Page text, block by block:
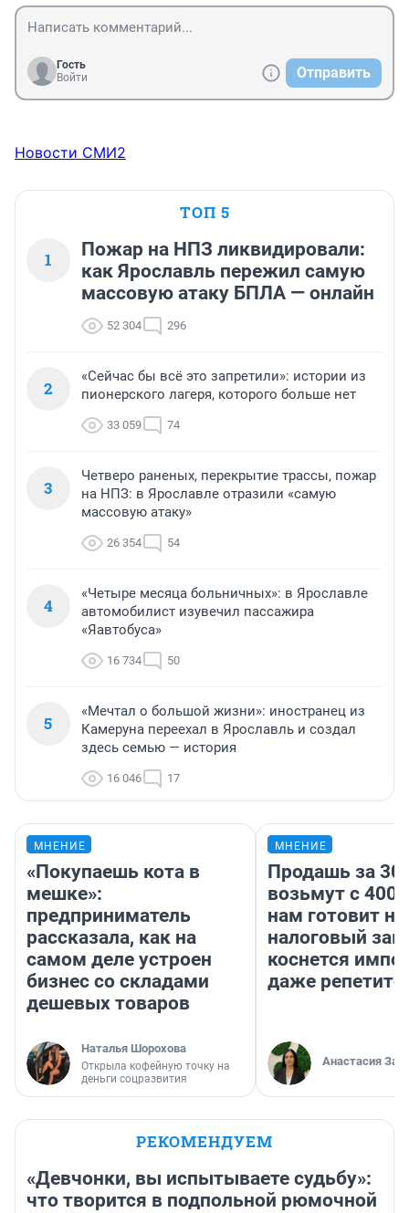
Гость
Войти
Отправить
Новости СМИ2
ТОП 5
1
Пожар на НПЗ ликвидировали:
как Ярославль пережил самую
массовую атаку БПЛА — онлайн
52 304 296
2
«Сейчас бы всё это запретили»: истории из
пионерского лагеря, которого больше нет
33 059 74
3
Четверо раненых, перекрытие трассы, пожар
на НПЗ: в Ярославле отразили «самую
массовую атаку»
26 354 54
4
«Четыре месяца больничных»: в Ярославле
автомобилист изувечил пассажира
«Яавтобуса»
16 734 50
5
«Мечтал о большой жизни»: иностранец из
Камеруна переехал в Ярославль и создал
здесь семью — история
16 046 17
МНЕНИЕ
«Покупаешь кота в
мешке»:
предприниматель
рассказала, как на
самом деле устроен
бизнес со складами
дешевых товаров
Наталья Шорохова
Открыла кофейную точку на
деньги соцразвития
МНЕНИЕ
Продашь за
возьмут с
нам готовит
налоговый
коснется
даже
Анастасия
РЕКОМЕНДУЕМ
«Девчонки, вы испытываете судьбу»:
что творится в подпольной рюмочной